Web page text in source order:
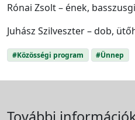
Rónai Zsolt – ének,
Juhász Szilveszter – dob,
#Közösségi program #Ünnep